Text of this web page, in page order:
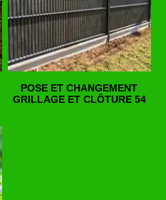
POSE ET CHANGEMENT
GRILLAGE ET CLÔTURE 54